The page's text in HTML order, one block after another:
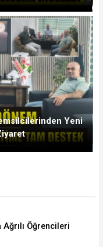
Yeni
Ağrılı Öğrencileri